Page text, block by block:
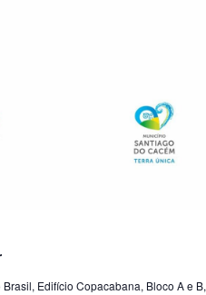
Edifício Copacabana, Bloco A e B,